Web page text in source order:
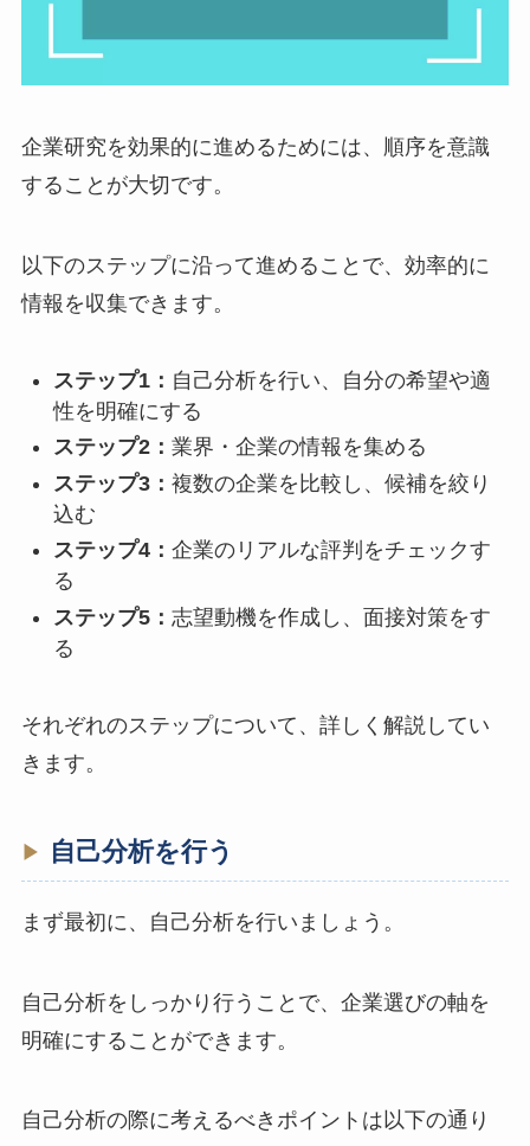
企業研究を効果的に進めるためには、順序を意識
することが大切です。
以下のステップに沿って進めることで、効率的に
情報を収集できます。
ステップ1： 自己分析を行い、自分の希望や適
性を明確にする
ステップ2： 業界・企業の情報を集める
ステップ3： 複数の企業を比較し、候補を絞り
込む
ステップ4： 企業のリアルな評判をチェックす
る
ステップ5： 志望動機を作成し、面接対策をす
る
それぞれのステップについて、詳しく解説してい
きます。
自己分析を行う
まず最初に、自己分析を行いましょう。
自己分析をしっかり行うことで、企業選びの軸を
明確にすることができます。
自己分析の際に考えるべきポイントは以下の通り